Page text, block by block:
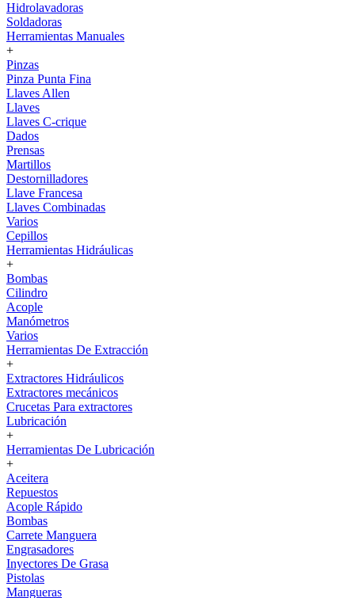
Hidrolavadoras
Soldadoras
Herramientas Manuales
+
Pinzas
Pinza Punta Fina
Llaves Allen
Llaves
Llaves C-crique
Dados
Prensas
Martillos
Destornilladores
Llave Francesa
Llaves Combinadas
Varios
Cepillos
Herramientas Hidráulicas
+
Bombas
Cilindro
Acople
Manómetros
Varios
Herramientas De Extracción
+
Extractores Hidráulicos
Extractores mecánicos
Crucetas Para extractores
Lubricación
+
Herramientas De Lubricación
+
Aceitera
Repuestos
Acople Rápido
Bombas
Carrete Manguera
Engrasadores
Inyectores De Grasa
Pistolas
Mangueras